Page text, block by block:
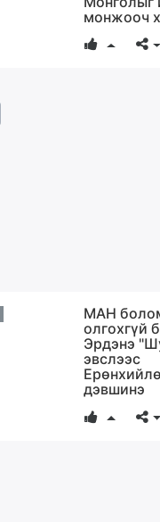
монжооч
МАН
олгохгүй
Эрдэнэ
эвслээс
дэвшинэ